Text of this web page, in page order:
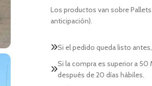
Los productos van sobre
anticipación).
Si el pedido queda listo
Si la compra es superior a 50
después de 20 días hábiles.